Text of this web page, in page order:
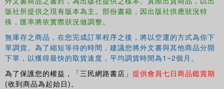
版社所提供之現有版本為主。部份書籍，因出版社供應狀況特
殊，匯率將依實際狀況做調整。
無庫存之商品，在您完成訂單程序之後，將以空運的方式為你下
單調貨。為了縮短等待的時間，建議您將外文書與其他商品分開
下單，以獲得最快的取貨速度，平均調貨時間為1~2個月。
為了保護您的權益，「三民網路書店」 提供會員七日商品鑑賞期
(收到商品為起始日)。